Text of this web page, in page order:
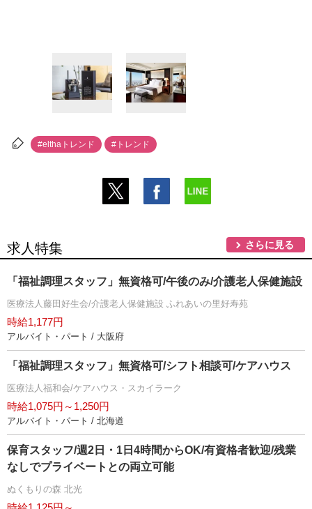
#elthaトレンド #トレンド
求人特集 さらに見る
「福祉調理スタッフ」無資格可/午後のみ/介護老人保健施設
医療法人藤田好生会/介護老人保健施設 ふれあいの里好寿苑
時給1,177円
アルバイト・パート / 大阪府
「福祉調理スタッフ」無資格可/シフト相談可/ケアハウス
医療法人福和会/ケアハウス・スカイラーク
時給1,075円～1,250円
アルバイト・パート / 北海道
保育スタッフ/週2日・1日4時間からOK/有資格者歓迎/残業
なしでプライベートとの両立可能
ぬくもりの森 北光